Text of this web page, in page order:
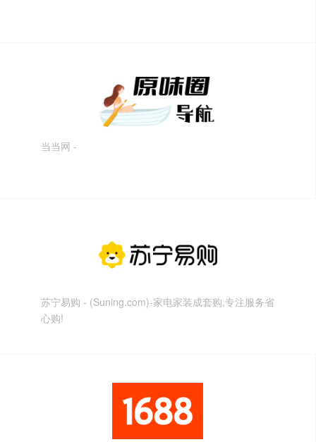
当当网 -
苏宁易购 - (Suning.com)-家电家装成套购,专注服务省
心购!